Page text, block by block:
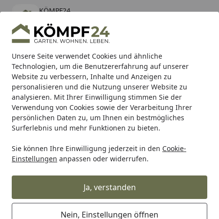
Unsere Seite verwendet Cookies und ähnliche
Technologien, um die Benutzererfahrung auf unserer
Website zu verbessern, Inhalte und Anzeigen zu
personalisieren und die Nutzung unserer Website zu
analysieren. Mit Ihrer Einwilligung stimmen Sie der
Verwendung von Cookies sowie der Verarbeitung Ihrer
persönlichen Daten zu, um Ihnen ein bestmögliches
Surferlebnis und mehr Funktionen zu bieten.
Sie können Ihre Einwilligung jederzeit in den Cookie-
Einstellungen anpassen oder widerrufen.
Ja, verstanden
Nein, Einstellungen öffnen
KÖMPF24
kostenlos - Im App Store
Hotline
Alle Produkte
Mein Konto
Suchen
Karibu Pools inkl. gratis Sandfilteranlage & Pool-
Starterset (Gesamtwert bis 468,99€)
Startseite
Freizeit & Sport Pool Zubehör & Anbauteile für Pools
Weka Gegenstrom-
Schwimmanlage